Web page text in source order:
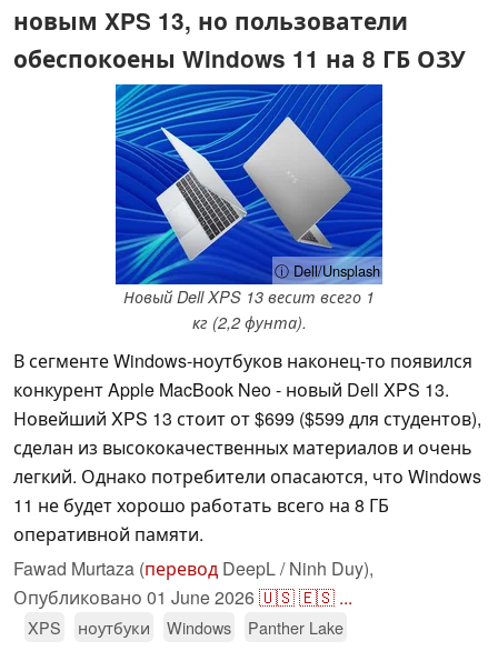
новым XPS 13, но пользователи
обеспокоены Windows 11 на 8 ГБ ОЗУ
ⓘ Dell/Unsplash
Новый Dell XPS 13 весит всего 1
кг (2,2 фунта).
В сегменте Windows-ноутбуков наконец-то появился
конкурент Apple MacBook Neo - новый Dell XPS 13.
Новейший XPS 13 стоит от $699 ($599 для студентов),
сделан из высококачественных материалов и очень
легкий. Однако потребители опасаются, что Windows
11 не будет хорошо работать всего на 8 ГБ
оперативной памяти.
Fawad Murtaza (перевод DeepL / Ninh Duy),
Опубликовано 01 June 2026🇺🇸🇪🇸 ...
XPS ноутбуки Windows Panther Lake